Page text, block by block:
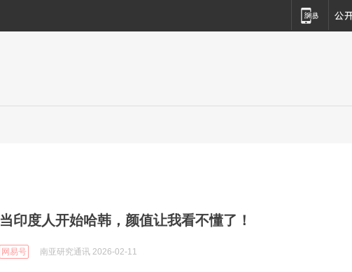
当印度人开始哈韩，颜值让我看不懂了！
网易号 南亚研究通讯 2026-02-11